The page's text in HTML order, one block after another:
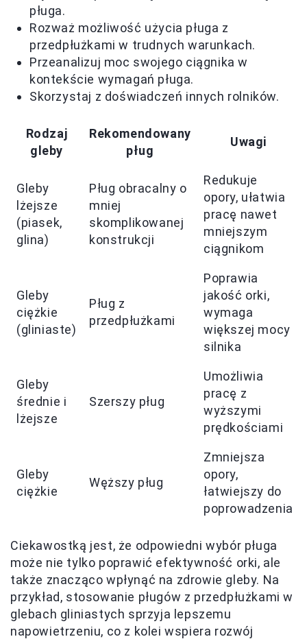
pługa.
Rozważ możliwość użycia pługa z
przedpłużkami w trudnych warunkach.
Przeanalizuj moc swojego ciągnika w
kontekście wymagań pługa.
Skorzystaj z doświadczeń innych rolników.
Rodzaj
gleby
Rekomendowany
pług
Uwagi
Gleby
lżejsze
(piasek,
glina)
Pług obracalny o
mniej
skomplikowanej
konstrukcji
Redukuje
opory, ułatwia
pracę nawet
mniejszym
ciągnikom
Gleby
ciężkie
(gliniaste)
Pług z
przedpłużkami
Poprawia
jakość orki,
wymaga
większej mocy
silnika
Gleby
średnie i
lżejsze
Szerszy pług
Umożliwia
pracę z
wyższymi
prędkościami
Gleby
ciężkie
Węższy pług
Zmniejsza
opory,
łatwiejszy do
poprowadzenia
Ciekawostką jest, że odpowiedni wybór pługa
może nie tylko poprawić efektywność orki, ale
także znacząco wpłynąć na zdrowie gleby. Na
przykład, stosowanie pługów z przedpłużkami w
glebach gliniastych sprzyja lepszemu
napowietrzeniu, co z kolei wspiera rozwój